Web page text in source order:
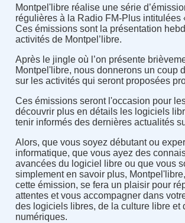
Montpel'libre réalise une série
régulières à la Radio FM-Plus intitulées
Ces émissions sont la présentation
activités de Montpel’libre.
Après le jingle où l’on présente
Montpel'libre, nous donnerons un coup
sur les activités qui seront proposées
Ces émissions seront l'occasion pour
découvrir plus en détails les logiciels
tenir informés des dernières actualités
Alors, que vous soyez débutant ou
informatique, que vous ayez des
avancées du logiciel libre ou que vous
simplement en savoir plus,
cette émission, se fera un plaisir pour
attentes et vous accompagner dans
des logiciels libres, de la culture libre et
numériques.